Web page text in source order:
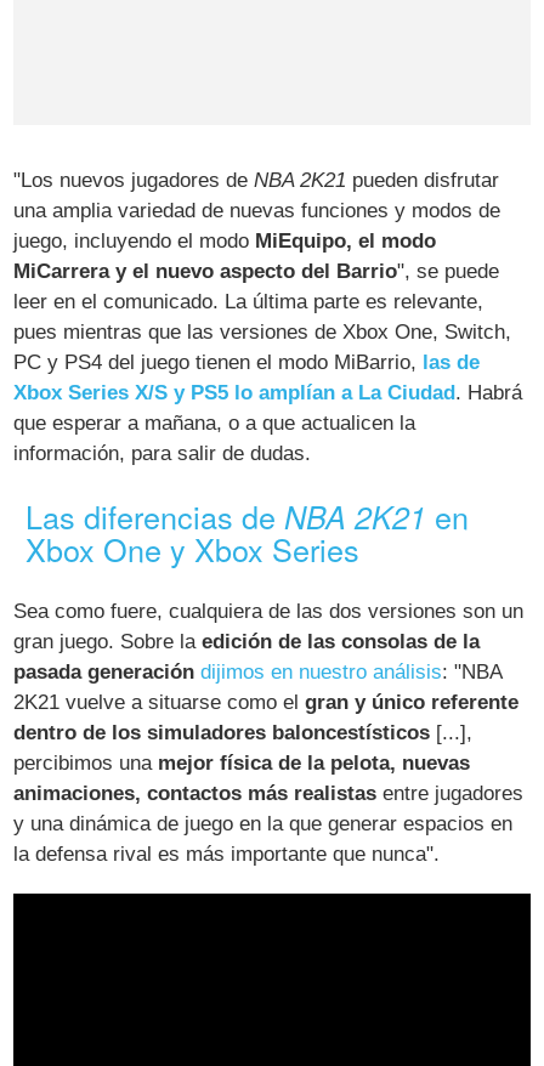
"Los nuevos jugadores deNBA 2K21 pueden disfrutar
una amplia variedad de nuevas funciones y modos de
juego, incluyendo el modo MiEquipo, el modo
MiCarrera y el nuevo aspecto del Barrio", se puede
leer en el comunicado. La última parte es relevante,
pues mientras que las versiones de Xbox One, Switch,
PC y PS4 del juego tienen el modo MiBarrio, las de
Xbox Series X/S y PS5 lo amplían a La Ciudad . Habrá
que esperar a mañana, o a que actualicen la
información, para salir de dudas.
Las diferencias de NBA 2K21 en
Xbox One y Xbox Series
Sea como fuere, cualquiera de las dos versiones son un
gran juego. Sobre laedición de las consolas de la
pasada generación dijimos en nuestro análisis: "NBA
2K21 vuelve a situarse como elgran y único referente
dentro de los simuladores baloncestísticos [...],
percibimos una mejor física de la pelota, nuevas
animaciones, contactos más realistas entre jugadores
y una dinámica de juego en la que generar espacios en
la defensa rival es más importante que nunca".